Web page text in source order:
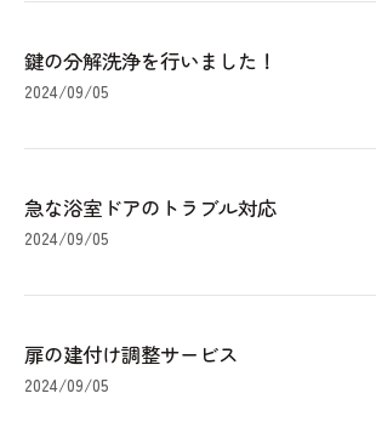
鍵の分解洗浄を行いました！
2024/09/05
急な浴室ドアのトラブル対応
2024/09/05
扉の建付け調整サービス
2024/09/05